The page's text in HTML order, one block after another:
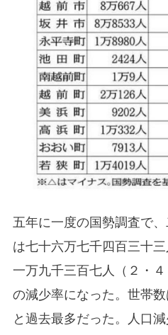
五年に一度の国勢調査で
は七十六万七千四百三十
一万九千三百七人（２・
の減少率になった。世帯
と過去最多だった。人口